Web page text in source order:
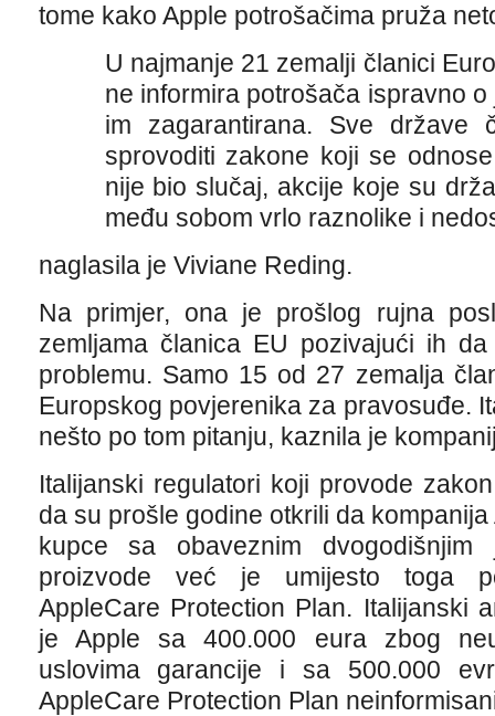
tome kako Apple potrošačima pruža
U najmanje 21 zemalji članici
ne informira potrošača ispravno
im zagarantirana. Sve države
sprovoditi zakone koji se
nije bio slučaj, akcije koje su
među sobom vrlo raznolike i
naglasila je Viviane Reding.
Na primjer, ona je prošlog rujna
zemljama članica EU pozivajući ih
problemu. Samo 15 od 27 zemalja
Europskog povjerenika za pravosuđe.
nešto po tom pitanju, kaznila je
Italijanski regulatori koji provode
da su prošle godine otkrili da
kupce sa obaveznim dvogodišnjim
proizvode već je umijesto toga
AppleCare Protection Plan. Italijanski
je Apple sa 400.000 eura zbog
uslovima garancije i sa 500.000
AppleCare Protection Plan